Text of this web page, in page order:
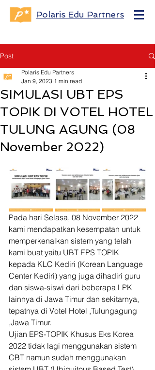
Polaris Edu Partners
Post
SIMULASI UBT EPS
TOPIK DI VOTEL HOTEL
TULUNG AGUNG (08
November 2022)
Polaris Edu Partners
Jan 9, 2023 1 min read
Pada hari Selasa, 08 November 2022
kami mendapatkan kesempatan untuk
memperkenalkan sistem yang telah
kami buat yaitu UBT EPS TOPIK
kepada KLC Kediri (Korean Language
Center Kediri) yang juga dihadiri guru
dan siswa-siswi dari beberapa LPK
lainnya di Jawa Timur dan sekitarnya,
tepatnya di Votel Hotel ,Tulungagung
,Jawa Timur.
Ujian EPS-TOPIK Khusus Eks Korea
2022 tidak lagi menggunakan sistem
CBT namun sudah menggunakan